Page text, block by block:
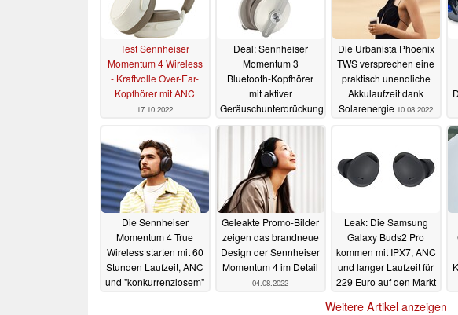
Test Sennheiser
Momentum 4 Wireless
- Kraftvolle Over-Ear-
Kopfhörer mit ANC
17.10.2022
Deal: Sennheiser
Momentum 3
Bluetooth-Kopfhörer
mit aktiver
Geräuschunterdrückung
bestellbar11.08.2022
Die Urbanista Phoenix
TWS versprechen eine
praktisch unendliche
Akkulaufzeit dank
Solarenergie 10.08.2022
Die Sennheiser
Momentum 4 True
Wireless starten mit 60
Stunden Laufzeit, ANC
und "konkurrenzlosem"
Geleakte Promo-Bilder
zeigen das brandneue
Design der Sennheiser
Momentum 4 im Detail
04.08.2022
Leak: Die Samsung
Galaxy Buds2 Pro
kommen mit IPX7, ANC
und langer Laufzeit für
229 Euro auf den Markt
Weitere Artikel anzeigen